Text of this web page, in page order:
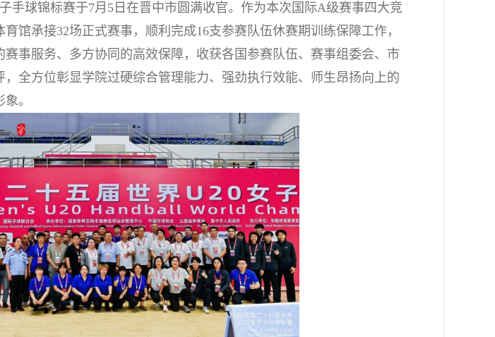
手球锦标赛于7月5日在晋中市圆满收官。作为本次国际A级赛事四大竞
馆承接32场正式赛事，顺利完成16支参赛队伍休赛期训练保障工作，
事服务、多方协同的高效保障，收获各国参赛队伍、赛事组委会、市
全方位彰显学院过硬综合管理能力、强劲执行效能、师生昂扬向上的
。